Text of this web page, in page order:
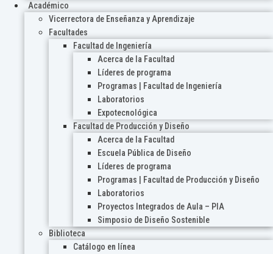
Académico
Vicerrectora de Enseñanza y Aprendizaje
Facultades
Facultad de Ingeniería
Acerca de la Facultad
Líderes de programa
Programas | Facultad de Ingeniería
Laboratorios
Expotecnológica
Facultad de Producción y Diseño
Acerca de la Facultad
Escuela Pública de Diseño
Líderes de programa
Programas | Facultad de Producción y Diseño
Laboratorios
Proyectos Integrados de Aula – PIA
Simposio de Diseño Sostenible
Biblioteca
Catálogo en línea